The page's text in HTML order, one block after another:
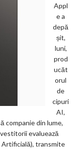
Appl
e a
depă
șit,
luni,
prod
ucăt
orul
de
cipuri
AI,
companie din lume,
evaluează
transmite